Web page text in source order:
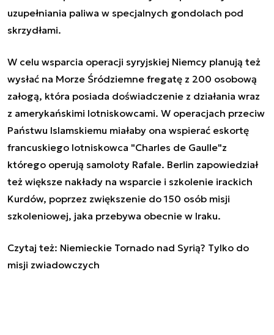
uzupełniania paliwa w specjalnych gondolach pod
skrzydłami.
W celu wsparcia operacji syryjskiej Niemcy planują też
wysłać na Morze Śródziemne fregatę z 200 osobową
załogą, która posiada doświadczenie z działania wraz
z amerykańskimi lotniskowcami. W operacjach przeciw
Państwu Islamskiemu miałaby ona wspierać eskortę
francuskiego lotniskowca "Charles de Gaulle"z
którego operują samoloty Rafale. Berlin zapowiedział
też większe nakłady na wsparcie i szkolenie irackich
Kurdów, poprzez zwiększenie do 150 osób misji
szkoleniowej, jaka przebywa obecnie w Iraku.
Czytaj też: Niemieckie Tornado nad Syrią? Tylko do
misji zwiadowczych